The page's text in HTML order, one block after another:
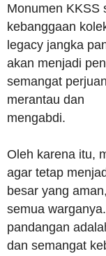
Monumen KKSS
kebanggaan
legacy jangka
akan menjadi
semangat
merantau dan
mengabdi.
Oleh karena itu,
agar tetap
besar yang
semua
pandangan
dan semangat